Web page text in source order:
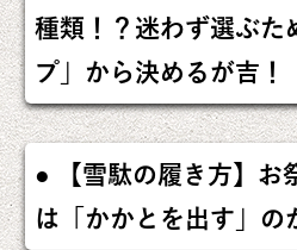
種類！？迷わず選ぶた
プ」から決めるが吉！
【雪駄の履き方】お
は「かかとを出す」の